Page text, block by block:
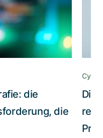
die
die